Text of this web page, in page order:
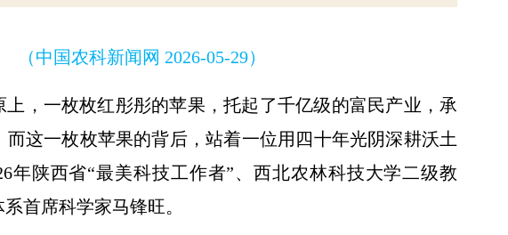
（中国农科新闻网 2026-05-29）
，一枚枚红彤彤的苹果，托起了千亿级的富民产业，承
这一枚枚苹果的背后，站着一位用四十年光阴深耕沃土
陕西省“最美科技工作者”、西北农林科技大学二级教
首席科学家马锋旺。